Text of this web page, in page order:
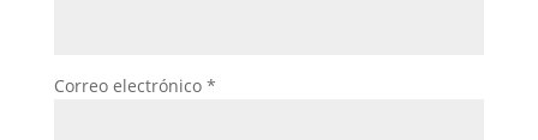
Correo electrónico *